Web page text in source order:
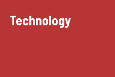
Technology